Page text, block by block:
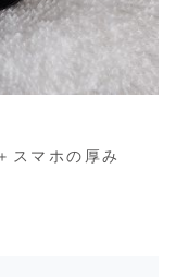
スマホの厚み